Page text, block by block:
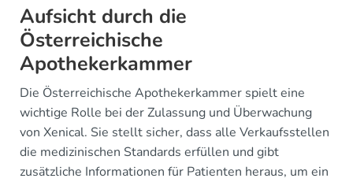
Aufsicht durch die
Österreichische
Apothekerkammer
Die Österreichische Apothekerkammer spielt eine
wichtige Rolle bei der Zulassung und Überwachung
von Xenical. Sie stellt sicher, dass alle Verkaufsstellen
die medizinischen Standards erfüllen und gibt
zusätzliche Informationen für Patienten heraus, um ein